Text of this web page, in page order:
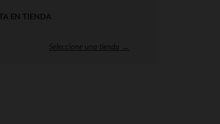
EN TIENDA
Seleccione una tienda →